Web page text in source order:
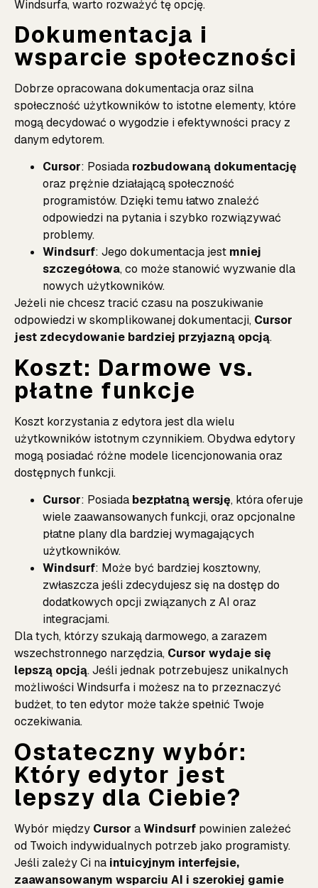
Windsurfa, warto rozważyć tę opcję.
Dokumentacja i
wsparcie społeczności
Dobrze opracowana dokumentacja oraz silna
społeczność użytkowników to istotne elementy, które
mogą decydować o wygodzie i efektywności pracy z
danym edytorem.
Cursor: Posiada rozbudowaną dokumentację
oraz prężnie działającą społeczność
programistów. Dzięki temu łatwo znaleźć
odpowiedzi na pytania i szybko rozwiązywać
problemy.
Windsurf: Jego dokumentacja jest mniej
szczegółowa, co może stanowić wyzwanie dla
nowych użytkowników.
Jeżeli nie chcesz tracić czasu na poszukiwanie
odpowiedzi w skomplikowanej dokumentacji, Cursor
jest zdecydowanie bardziej przyjazną opcją.
Koszt: Darmowe vs.
płatne funkcje
Koszt korzystania z edytora jest dla wielu
użytkowników istotnym czynnikiem. Obydwa edytory
mogą posiadać różne modele licencjonowania oraz
dostępnych funkcji.
Cursor: Posiada bezpłatną wersję, która oferuje
wiele zaawansowanych funkcji, oraz opcjonalne
płatne plany dla bardziej wymagających
użytkowników.
Windsurf: Może być bardziej kosztowny,
zwłaszcza jeśli zdecydujesz się na dostęp do
dodatkowych opcji związanych z AI oraz
integracjami.
Dla tych, którzy szukają darmowego, a zarazem
wszechstronnego narzędzia, Cursor wydaje się
lepszą opcją. Jeśli jednak potrzebujesz unikalnych
możliwości Windsurfa i możesz na to przeznaczyć
budżet, to ten edytor może także spełnić Twoje
oczekiwania.
Ostateczny wybór:
Który edytor jest
lepszy dla Ciebie?
Wybór między Cursor aWindsurf powinien zależeć
od Twoich indywidualnych potrzeb jako programisty.
Jeśli zależy Ci na intuicyjnym interfejsie,
zaawansowanym wsparciu AI i szerokiej gamie